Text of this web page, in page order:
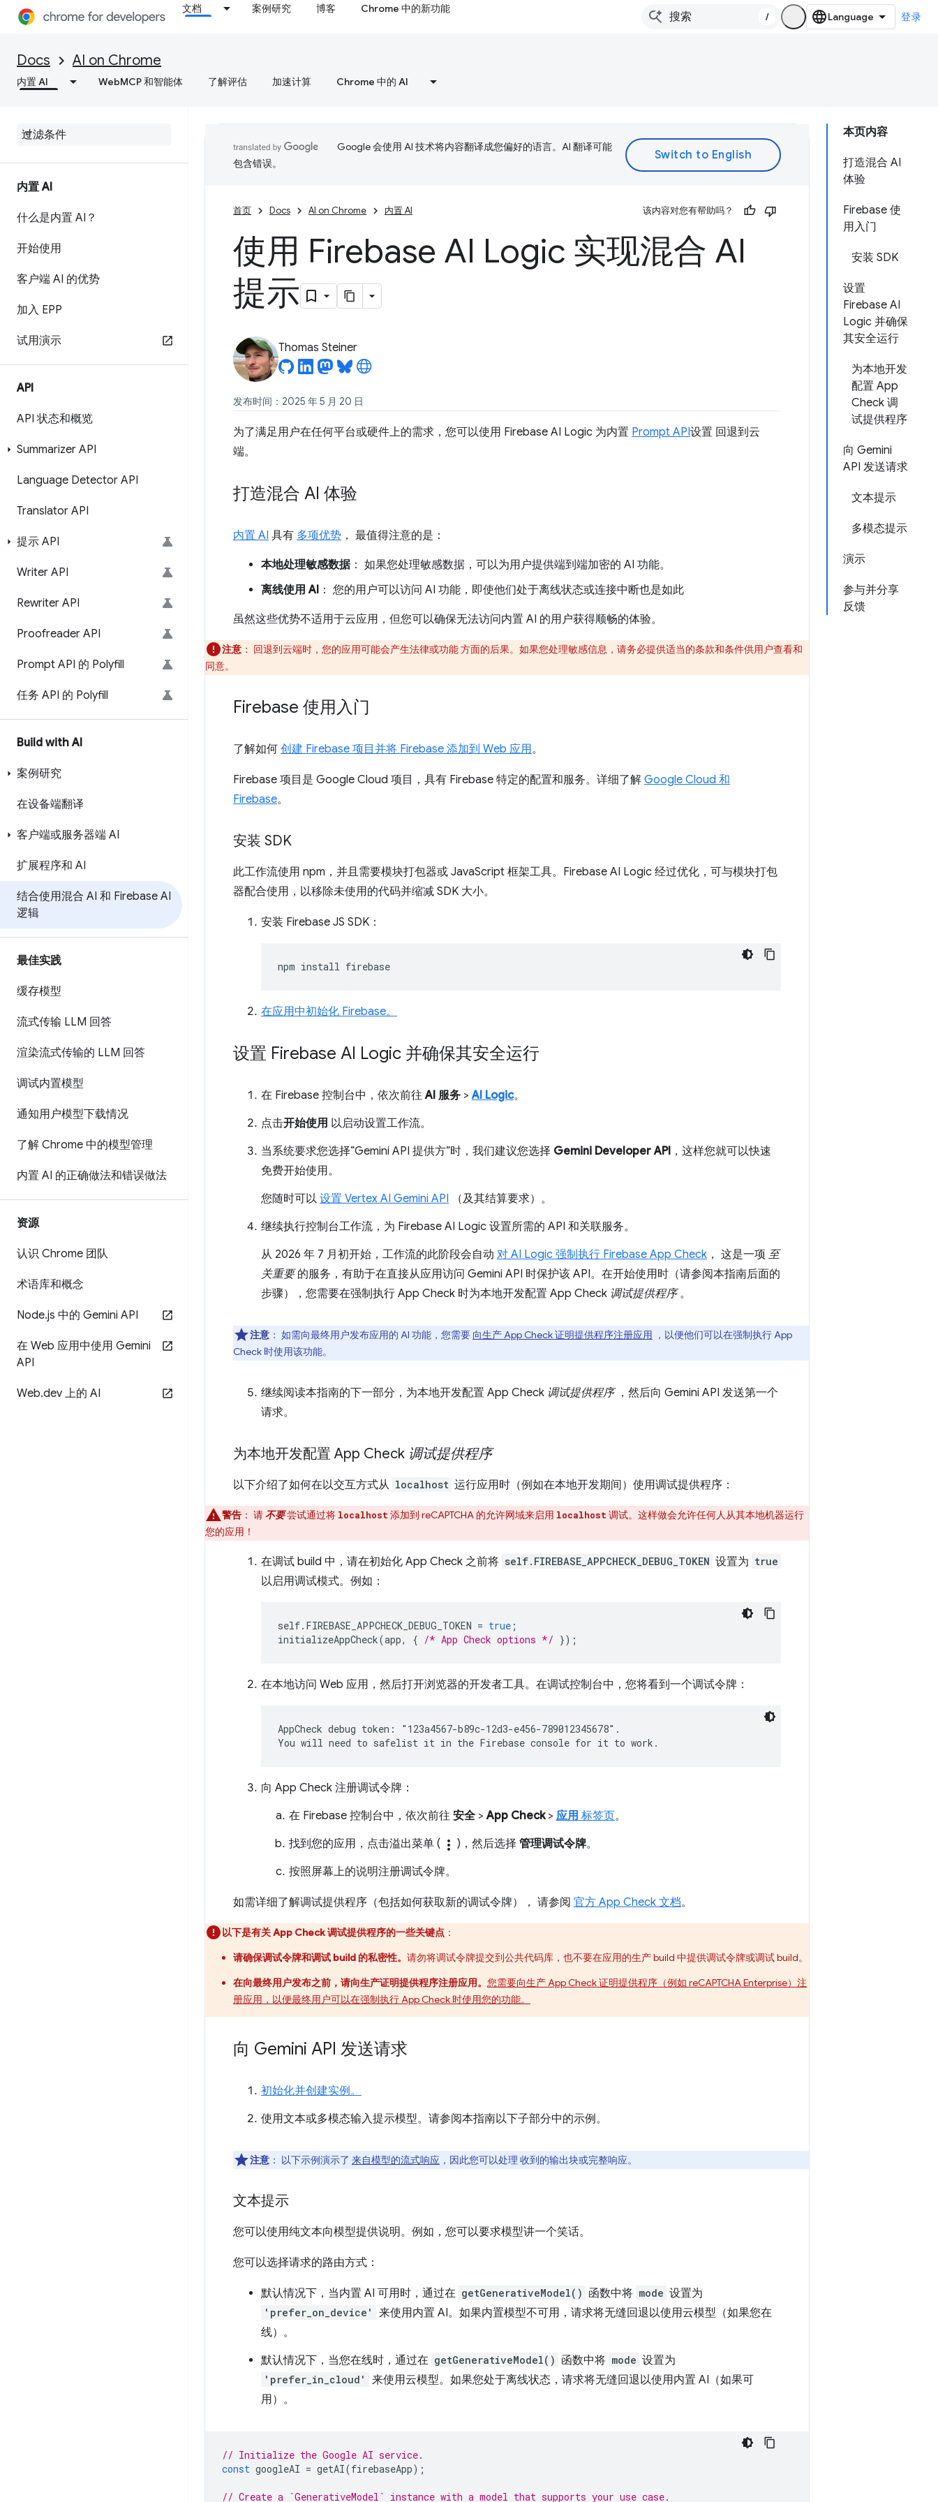
文档 案例研究 博客 Chrome 中的新功能
/ 登录
Docs AI on Chrome
内置 AI WebMCP 和智能体 了解评估 加速计算 Chrome 中的 AI
内置 AI
什么是内置 AI？
开始使用
客户端 AI 的优势
加入 EPP
试用演示
API
API 状态和概览
Summarizer API
Language Detector API
Translator API
提示 API
Writer API
Rewriter API
Proofreader API
Prompt API 的 Polyfill
任务 API 的 Polyfill
Build with AI
案例研究
在设备端翻译
客户端或服务器端 AI
扩展程序和 AI
结合使用混合 AI 和 Firebase AI
逻辑
最佳实践
缓存模型
流式传输 LLM 回答
渲染流式传输的 LLM 回答
调试内置模型
通知用户模型下载情况
了解 Chrome 中的模型管理
内置 AI 的正确做法和错误做法
资源
认识 Chrome 团队
术语库和概念
Node.js 中的 Gemini API
在 Web 应用中使用 Gemini
API
Web.dev 上的 AI
本页内容
打造混合 AI
体验
Firebase 使
用入门
安装 SDK
设置
Firebase AI
Logic 并确保
其安全运行
为本地开发
配置 App
Check 调
试提供程序
向 Gemini
API 发送请求
文本提示
多模态提示
演示
参与并分享
反馈
Google 会使用 AI 技术将内容翻译成您偏好的语言。AI 翻译可能
包含错误。
首页 Docs AI on Chrome 内置 AI 该内容对您有帮助吗？
使用 Firebase AI Logic 实现混合 AI
提示
Thomas Steiner
发布时间：2025 年 5 月 20 日
为了满足用户在任何平台或硬件上的需求，您可以使用 Firebase AI Logic 为内置 Prompt API设置 回退到云
端。
打造混合 AI 体验
内置 AI 具有 多项优势 ， 最值得注意的是：
本地处理敏感数据： 如果您处理敏感数据，可以为用户提供端到端加密的 AI 功能。
离线使用 AI ： 您的用户可以访问 AI 功能，即使他们处于离线状态或连接中断也是如此
虽然这些优势不适用于云应用，但您可以确保无法访问内置 AI 的用户获得顺畅的体验。
注意 ： 回退到云端时，您的应用可能会产生法律或功能 方面的后果。如果您处理敏感信息，请务必提供适当的条款和条件供用户查看和
同意。
Firebase 使用入门
了解如何 创建 Firebase 项目并将 Firebase 添加到 Web 应用。
Firebase 项目是 Google Cloud 项目，具有 Firebase 特定的配置和服务。详细了解 Google Cloud 和
Firebase。
安装 SDK
此工作流使用 npm，并且需要模块打包器或 JavaScript 框架工具。Firebase AI Logic 经过优化，可与模块打包
器配合使用，以移除未使用的代码并缩减 SDK 大小。
安装 Firebase JS SDK：
npm install
在应用中初始化 Firebase。
设置 Firebase AI Logic 并确保其安全运行
在 Firebase 控制台中，依次前往AI 服务 >AI Logic。
点击开始使用 以启动设置工作流。
当系统要求您选择“Gemini API 提供方”时，我们建议您选择 Gemini Developer API ，这样您就可以快速
免费开始使用。
您随时可以 设置 Vertex AI Gemini API （及其结算要求）。
继续执行控制台工作流，为 Firebase AI Logic 设置所需的 API 和关联服务。
从 2026 年 7 月初开始，工作流的此阶段会自动 对 AI Logic 强制执行 Firebase App Check ， 这是一项 至
关重要的服务，有助于在直接从应用访问 Gemini API 时保护该 API。在开始使用时（请参阅本指南后面的
步骤），您需要在强制执行 App Check 时为本地开发配置 App Check 调试提供程序。
注意 ： 如需向最终用户发布应用的 AI 功能，您需要 向生产 App Check 证明提供程序注册应用 ，以便他们可以在强制执行 App
Check 时使用该功能。
继续阅读本指南的下一部分，为本地开发配置 App Check 调试提供程序，然后向 Gemini API 发送第一个
请求。
为本地开发配置 App Check 调试提供程序
以下介绍了如何在以交互方式从 localhost 运行应用时（例如在本地开发期间）使用调试提供程序：
警告 ： 请不要尝试通过将 localhost 添加到 reCAPTCHA 的允许网域来启用 localhost 调试。这样做会允许任何人从其本地机器运行
您的应用！
在调试 build 中，请在初始化 App Check 之前将 self.FIREBASE_APPCHECK_DEBUG_TOKEN 设置为 true
以启用调试模式。例如：
self. FIREBASE_APPCHECK_DEBUG_TOKEN = true ;
initializeAppCheck(app, { /* App Check options */ });
在本地访问 Web 应用，然后打开浏览器的开发者工具。在调试控制台中，您将看到一个调试令牌：
AppCheck debug token: "123a4567-b89c-12d3-e456-789012345678".
向 App Check 注册调试令牌：
在 Firebase 控制台中，依次前往安全 >App Check> 应用 标签页。
找到您的应用，点击溢出菜单 ( more_vert )，然后选择 管理调试令牌。
按照屏幕上的说明注册调试令牌。
如需详细了解调试提供程序（包括如何获取新的调试令牌）， 请参阅 官方 App Check 文档。
以下是有关 App Check 调试提供程序的一些关键点 ：
请确保调试令牌和调试 build 的私密性。 请勿将调试令牌提交到公共代码库，也不要在应用的生产 build 中提供调试令牌或调试 build。
在向最终用户发布之前，请向生产证明提供程序注册应用。 您需要向生产 App Check 证明提供程序（例如 reCAPTCHA Enterprise）注
册应用，以便最终用户可以在强制执行 App Check 时使用您的功能。
向 Gemini API 发送请求
初始化并创建实例。
使用文本或多模态输入提示模型。请参阅本指南以下子部分中的示例。
注意 ： 以下示例演示了 来自模型的流式响应 ，因此您可以处理 收到的输出块或完整响应。
文本提示
您可以使用纯文本向模型提供说明。例如，您可以要求模型讲一个笑话。
您可以选择请求的路由方式：
默认情况下，当内置 AI 可用时，通过在 getGenerativeModel() 函数中将 mode 设置为
'prefer_on_device'
来使用内置 AI。如果内置模型不可用，请求将无缝回退以使用云模型（如果您在
线）。
默认情况下，当您在线时，通过在 getGenerativeModel() 函数中将 mode 设置为
'prefer_in_cloud'
来使用云模型。如果您处于离线状态，请求将无缝回退以使用内置 AI（如果可
用）。
// Initialize the Google AI service.
const googleAI = getAI(firebaseApp);
// Create a `GenerativeModel` instance with a model that supports your use case.